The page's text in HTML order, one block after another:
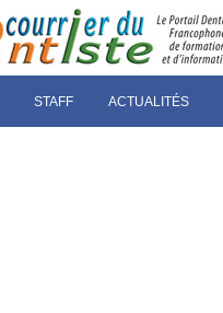
STAFF ACTUALITÉS